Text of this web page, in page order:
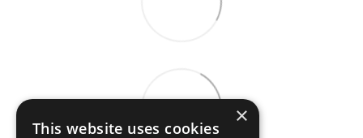
×
This website uses cookies